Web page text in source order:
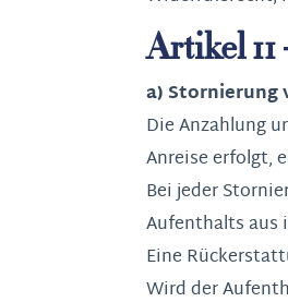
Artikel
a) Stornierung
Die Anzahlung
Anreise erfolgt,
Bei jeder
Aufenthalts aus
Eine
Wird der